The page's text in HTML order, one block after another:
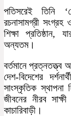
পতিসরেই তিনি
রচনাসামগ্রী সংগ্রহ
শিক্ষা প্রতিষ্ঠান,
অন্যতম।
বর্তমানে প্রত্নতত্ত্ব
দেশ-বিদেশের
সাংস্কৃতিক স্থাপনা
জীবনের নীরব
কাচারিবাড়ী।